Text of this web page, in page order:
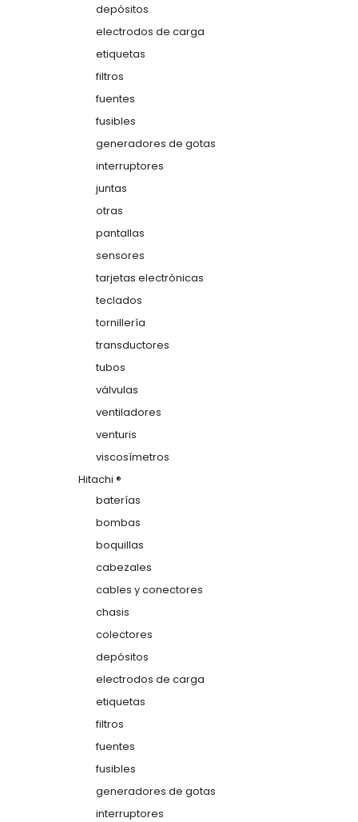
depósitos
electrodos de carga
etiquetas
filtros
fuentes
fusibles
generadores de gotas
interruptores
juntas
otras
pantallas
sensores
tarjetas electrónicas
teclados
tornillería
transductores
tubos
válvulas
ventiladores
venturis
viscosímetros
Hitachi ®
baterías
bombas
boquillas
cabezales
cables y conectores
chasis
colectores
depósitos
electrodos de carga
etiquetas
filtros
fuentes
fusibles
generadores de gotas
interruptores